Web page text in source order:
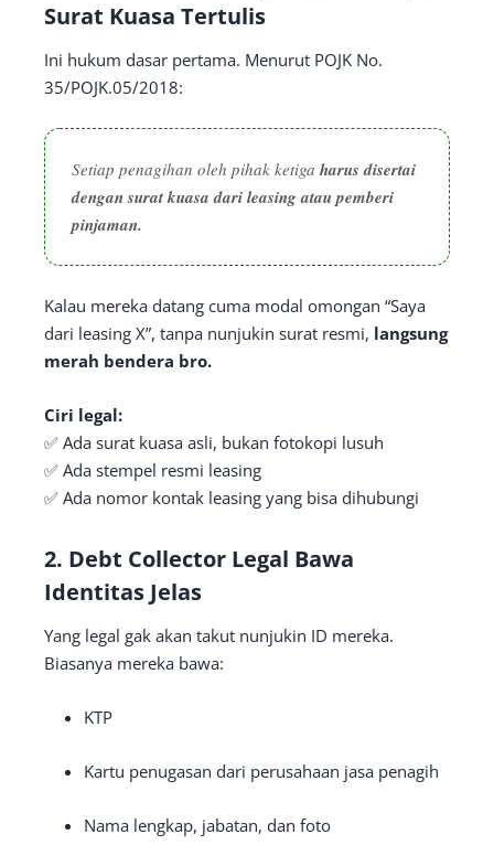
Surat Kuasa Tertulis
Ini hukum dasar pertama. Menurut POJK No.
35/POJK.05/2018:
Setiap penagihan oleh pihak ketiga harus disertai
dengan surat kuasa dari leasing atau pemberi
pinjaman.
Kalau mereka datang cuma modal omongan “Saya
dari leasing X”, tanpa nunjukin surat resmi, langsung
merah bendera bro.
Ciri legal:
✅ Ada surat kuasa asli, bukan fotokopi lusuh
✅ Ada stempel resmi leasing
✅ Ada nomor kontak leasing yang bisa dihubungi
2. Debt Collector Legal Bawa
Identitas Jelas
Yang legal gak akan takut nunjukin ID mereka.
Biasanya mereka bawa:
KTP
Kartu penugasan dari perusahaan jasa penagih
Nama lengkap, jabatan, dan foto